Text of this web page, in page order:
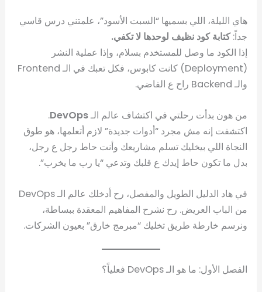
هاي الليلة، اللي بسميها “السبت الأسود”، علمتني درس قاسي
جداً:كتابة كود نظيف لوحدها لا تكفي.
إذا الكود ما وصل للمستخدم بسلام، وإذا عملية النشر
(Deployment) كانت كابوس، فكل تعبك في الـ Frontend
والـ Backend راح ع الفاضي.
من هون بدأت رحلتي في اكتشاف عالم الـDevOps
.
اكتشفت إنه مش مجرد “أدوات جديدة” لازم أتعلمها، هو طوق
النجاة اللي بيخليك تسلم مشاريعك وأنت حاط رجل ع رجل،
بدل ما تكون حاط إيدك ع قلبك وتدعي “يا رب ما يخرب”.
في هاد الدليل الطويل والمفصل، رح أدخلك عالم الـ DevOps
من الباب العريض. رح نشرح المفاهيم المعقدة ببساطة،
ونرسم خارطة طريق تخليك “مبرمج خارق” بعيون الشركات.
الفصل الأول: ما هو الـ DevOps فعلياً؟